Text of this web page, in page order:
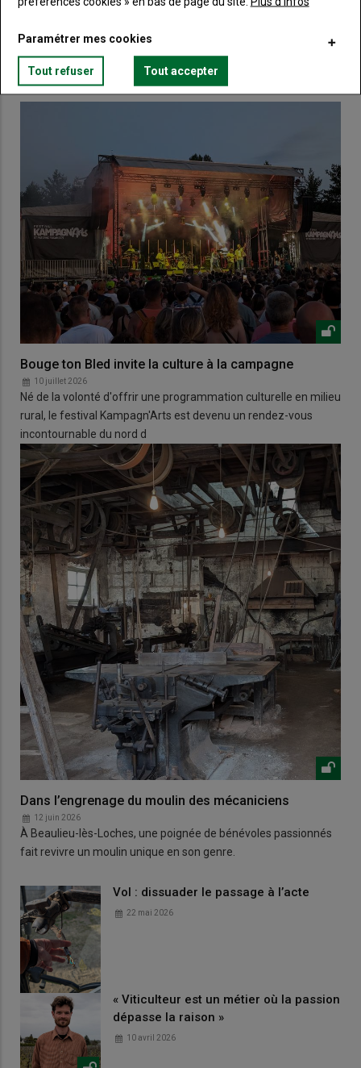
VOUS AIMEREZ AUSSI
Bouge ton Bled invite la culture à la campagne
10 juillet 2026
Né de la volonté d'offrir une programmation culturelle en milieu
rural, le festival Kampagn'Arts est devenu un rendez-vous
incontournable du nord d
Dans l’engrenage du moulin des mécaniciens
12 juin 2026
À Beaulieu-lès-Loches, une poignée de bénévoles passionnés
fait revivre un moulin unique en son genre.
Vol : dissuader le passage à l’acte
22 mai 2026
« Viticulteur est un métier où la passion
dépasse la raison »
10 avril 2026
Paramétrer mes cookies
Tout refuser Tout accepter